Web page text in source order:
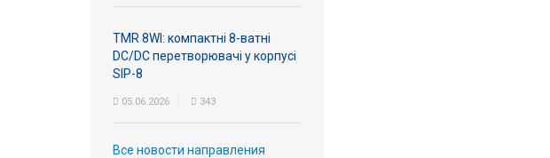
TMR 8WI: компактні 8-ватні
DC/DC перетворювачі у корпусі
SIP-8
05.06.2026 343
Все новости направления